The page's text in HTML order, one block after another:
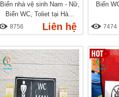
Biển nhà vệ sinh Nam - Nữ,
Biển WC, Toliet tại Hà...
8756 Liên hệ
Biển
7474